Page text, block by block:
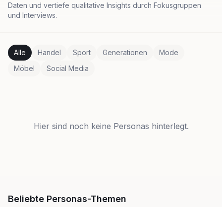
Daten und vertiefe qualitative Insights durch Fokusgruppen
und Interviews.
Alle Handel Sport Generationen
Mode
Möbel
Social Media
Hier sind noch keine Personas hinterlegt.
Beliebte Personas-Themen